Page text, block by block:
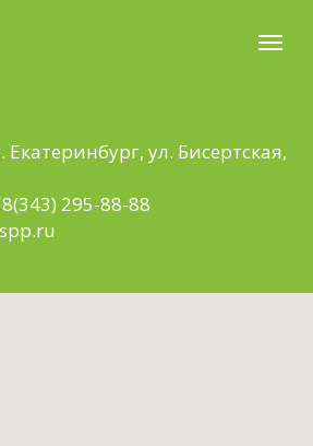
Екатеринбург, ул. Бисертская,
8(343) 295-88-88